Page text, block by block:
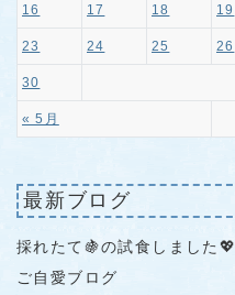
« 5月
16 17 18 19
23 24 25 26
30
最新ブログ
採れたて🍇の試食しました💖
ご自愛ブログ